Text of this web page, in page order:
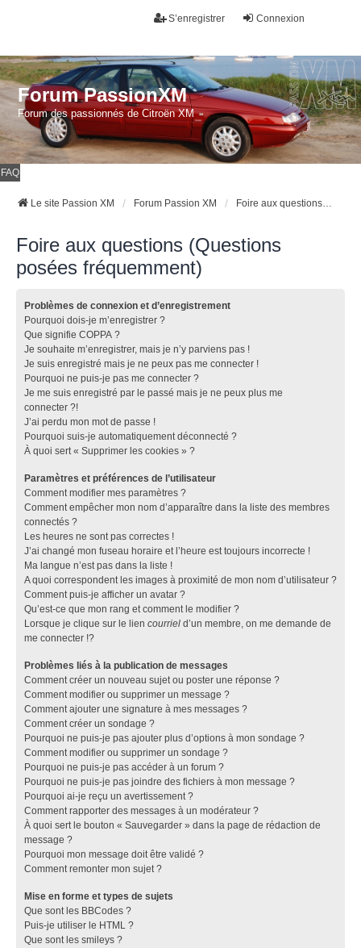
Connexion
S’enregistrer
Forum PassionXM
Forum des passionnés de Citroën XM
FAQ
Le site Passion XM Forum Passion XM Foire aux questions (Questions posées fréquemment)
Foire aux questions (Questions
posées fréquemment)
Problèmes de connexion et d’enregistrement
Pourquoi dois-je m’enregistrer ?
Que signifie COPPA ?
Je souhaite m’enregistrer, mais je n’y parviens pas !
Je suis enregistré mais je ne peux pas me connecter !
Pourquoi ne puis-je pas me connecter ?
Je me suis enregistré par le passé mais je ne peux plus me
connecter ?!
J’ai perdu mon mot de passe !
Pourquoi suis-je automatiquement déconnecté ?
À quoi sert « Supprimer les cookies » ?
Paramètres et préférences de l’utilisateur
Comment modifier mes paramètres ?
Comment empêcher mon nom d’apparaître dans la liste des membres
connectés ?
Les heures ne sont pas correctes !
J’ai changé mon fuseau horaire et l’heure est toujours incorrecte !
Ma langue n’est pas dans la liste !
A quoi correspondent les images à proximité de mon nom d’utilisateur ?
Comment puis-je afficher un avatar ?
Qu’est-ce que mon rang et comment le modifier ?
Lorsque je clique sur le lien courriel d’un membre, on me demande de
me connecter !?
Problèmes liés à la publication de messages
Comment créer un nouveau sujet ou poster une réponse ?
Comment modifier ou supprimer un message ?
Comment ajouter une signature à mes messages ?
Comment créer un sondage ?
Pourquoi ne puis-je pas ajouter plus d’options à mon sondage ?
Comment modifier ou supprimer un sondage ?
Pourquoi ne puis-je pas accéder à un forum ?
Pourquoi ne puis-je pas joindre des fichiers à mon message ?
Pourquoi ai-je reçu un avertissement ?
Comment rapporter des messages à un modérateur ?
À quoi sert le bouton « Sauvegarder » dans la page de rédaction de
message ?
Pourquoi mon message doit être validé ?
Comment remonter mon sujet ?
Mise en forme et types de sujets
Que sont les BBCodes ?
Puis-je utiliser le HTML ?
Que sont les smileys ?